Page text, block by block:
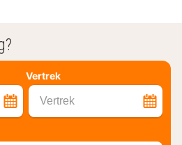
Vertrek
Vertrek